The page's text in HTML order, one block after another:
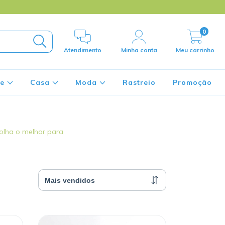
Atendimento Minha conta Meu carrinho
0
Casa Moda Rastreio Promoção
o melhor para